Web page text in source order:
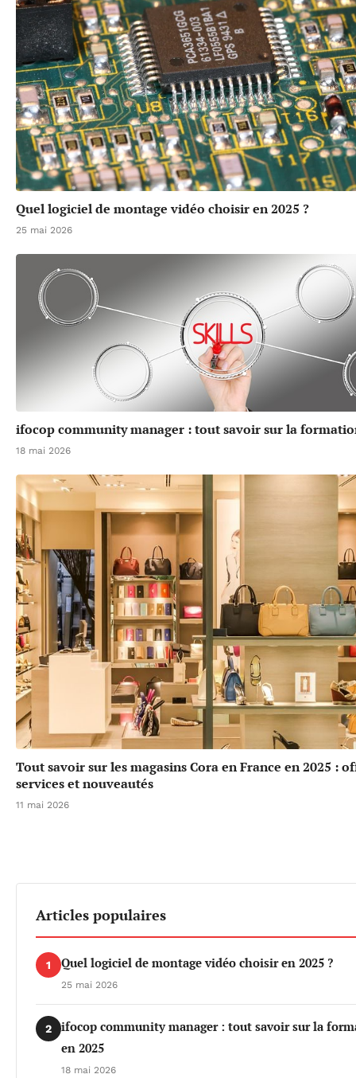
Quel logiciel de montage vidéo choisir en 2025 ?
25 mai 2026
ifocop community manager : tout savoir sur la
18 mai 2026
Tout savoir sur les magasins Cora en France en 2025 :
services et nouveautés
11 mai 2026
Articles populaires
1 Quel logiciel de montage vidéo choisir en 2025 ?
25 mai 2026
2
ifocop community manager : tout savoir sur la
en 2025
18 mai 2026